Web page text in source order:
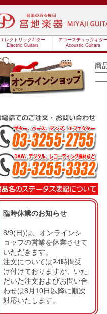
エレクトリックギター
Electric Guitars
アコースティックギタ
Acoustic Guitars
商
臨時休業のお知らせ
8/9(日)は、オンラインシ
ョップの営業を休業させて
いただきます。
注文については24時間受
け付けておりますが、いた
だいた注文およびお問い合
わせは8月10日以降に順次
対応いたします。